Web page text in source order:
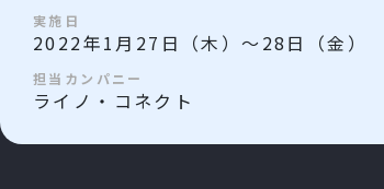
実施日
2022年1月27日（木）～28日（金）
担当カンパニー
ライノ・コネクト